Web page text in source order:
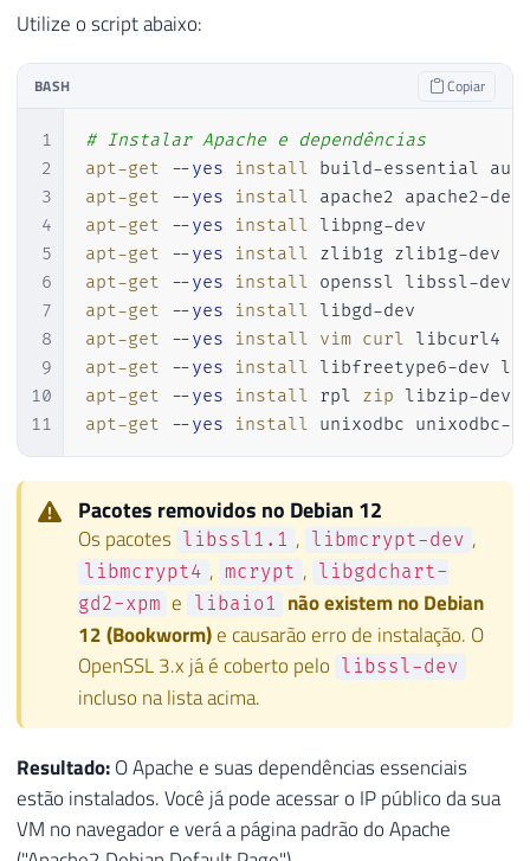
Utilize o script abaixo:
BASH Copiar
1
2
3
4
5
6
7
8
9
10
11
# Instalar Apache e dependências
apt-get
--yes
install
apt-get
--yes
install
apt-get
--yes install
apt-get
--yes
install
apt-get
--yes install
apt-get
--yes install
apt-get
--yes install vim curl
apt-get
--yes
install
apt-get
--yes install rpl zip libzip-dev
apt-get
--yes install unixodbc unixodbc-
Pacotes removidos no Debian 12
Os pacotes libssl1.1 , libmcrypt-dev ,
libmcrypt4 , mcrypt ,
libgdchart-
gd2-xpm e libaio1
não existem no Debian
12 (Bookworm)e causarão erro de instalação. O
OpenSSL 3.x já é coberto pelo
libssl-dev
incluso na lista acima.
Resultado:O Apache e suas dependências essenciais
estão instalados. Você já pode acessar o IP público da sua
VM no navegador e verá a página padrão do Apache